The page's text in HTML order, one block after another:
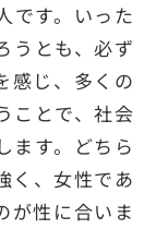
です。いった
うとも、必ず
感じ、多くの
ことで、社会
ます。どちら
く、女性であ
が性に合いま